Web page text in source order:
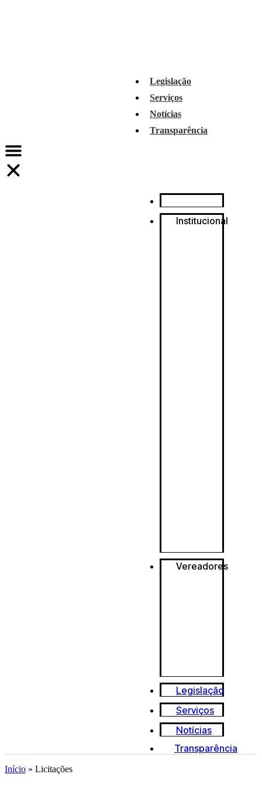
Legislação
Serviços
Notícias
Transparência
Institucional
Vereadores
Legislação
Serviços
Notícias
Transparência
Início » Licitações